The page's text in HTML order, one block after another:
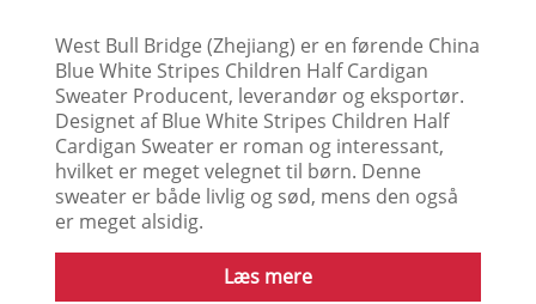
West Bull Bridge (Zhejiang) er en førende China
Blue White Stripes Children Half Cardigan
Sweater Producent, leverandør og eksportør.
Designet af Blue White Stripes Children Half
Cardigan Sweater er roman og interessant,
hvilket er meget velegnet til børn. Denne
sweater er både livlig og sød, mens den også
er meget alsidig.
Læs mere